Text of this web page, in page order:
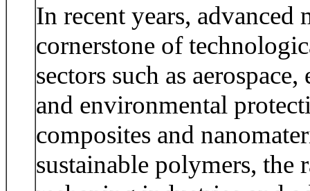
In recent years, advanced
cornerstone of
sectors such as
and environmental
composites and
sustainable polymers, the